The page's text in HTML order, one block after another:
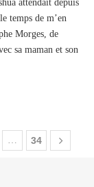
attendait depuis
temps de m’en
Morges, de
sa maman et son
34